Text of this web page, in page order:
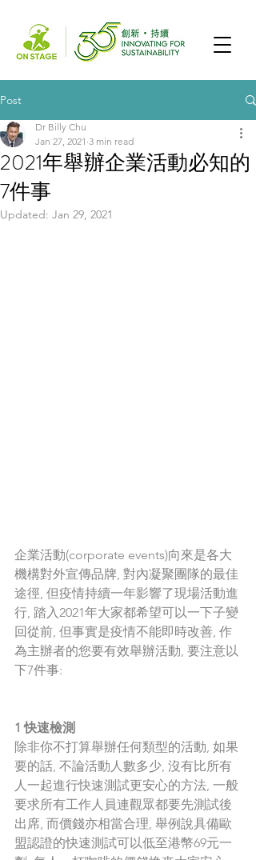
Post
2021年舉辦企業活動必知的
7件事
Dr Billy Chu
Jan 27, 2021 3 min read
Updated: Jan 29, 2021
企業活動(corporate events)向來是各大
機構對外宣傳品牌, 對內凝聚團隊的最佳
途徑, 但疫情持續一年影響了現場活動進
行, 踏入2021年大家都希望可以一下子變
回從前, 但事實是疫情不能即時改善, 作
為主辦者的您要有效舉辦活動, 要注意以
下7件事:
1 快速檢測
除非你不打算舉辦任何類型的活動, 如果
要的話, 不論活動人數多少, 沒有比所有
人一起進行快速測試更安心的方法, 一般
要求所有工作人員連觀眾都要先測試後
出席, 而價錢亦相當合理, 舉例說具備歐
盟認證的快速測試可以低至港幣69元一